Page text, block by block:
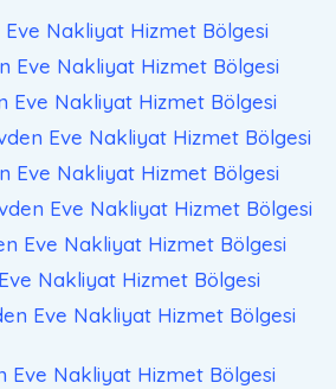
Eve Nakliyat Hizmet Bölgesi
Eve Nakliyat Hizmet Bölgesi
Eve Nakliyat Hizmet Bölgesi
Eve Nakliyat Hizmet Bölgesi
Eve Nakliyat Hizmet Bölgesi
Eve Nakliyat Hizmet Bölgesi
Eve Nakliyat Hizmet Bölgesi
Nakliyat Hizmet Bölgesi
Eve Nakliyat Hizmet Bölgesi
Eve Nakliyat Hizmet Bölgesi